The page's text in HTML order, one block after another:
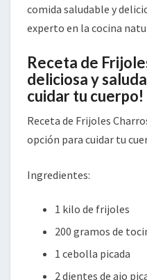
comida saludable y
experto en la cocina
Receta de
deliciosa y
cuidar tu cuerpo!
Receta de Frijoles
opción para cuidar tu
Ingredientes:
1 kilo de frijoles
200 gramos de
1 cebolla picada
2 dientes de ajo